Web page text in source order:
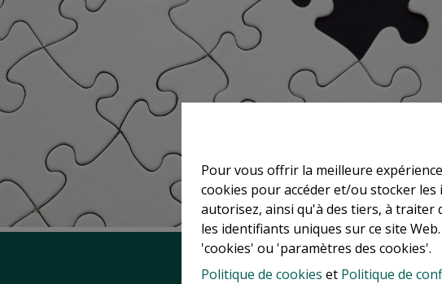
Pour vous offrir la meilleure
cookies pour accéder et/ou stocker
autorisez, ainsi qu'à des tiers, à traiter
les identifiants uniques sur ce site
'cookies' ou 'paramètres des cookies'.
Politique de cookies et Politique de